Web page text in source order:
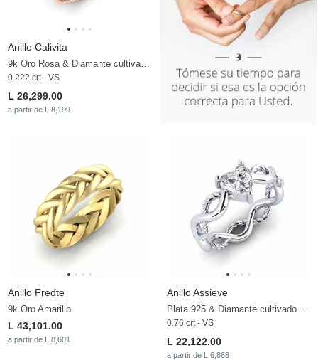
Anillo Calivita
0.222 crt - VS
L 26,299.00
a partir de L 8,199
Anillo Fredte
9k Oro Amarillo
L 43,101.00
a partir de L 8,601
Anillo Assieve
0.76 crt - VS
L 22,122.00
a partir de L 6,868